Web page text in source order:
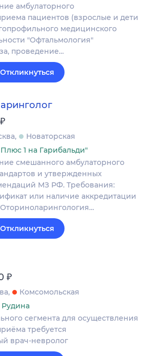
амбулаторного
пациентов (взрослые и дети
медицинского
"Офтальмология"
проведение…
Откликнуться
₽
Новаторская
1 на Гарибальди"
смешанного амбулаторного
и утвержденных
МЗ РФ. Требования:
или наличие аккредитации
Откликнуться
₽
Комсомольская
сегмента для осуществления
требуется
врач-невролог